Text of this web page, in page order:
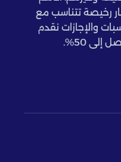
رخيصة تتناسب مع
والإجازات نقدم
50%.